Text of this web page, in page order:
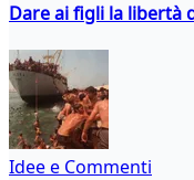
Dare ai figli la libertà
Idee e Commenti